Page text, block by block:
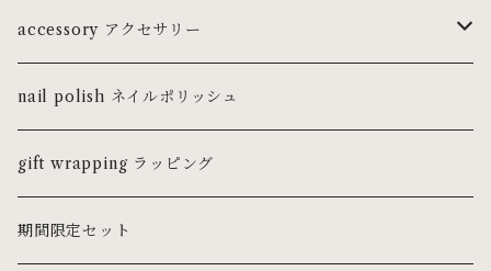
accessory アクセサリー
ring リング
ピンキーリング
necklace ネックレス・チョーカー
pierce ピアス
nail polish ネイルポリッシュ
gift wrapping ラッピング
期間限定セット